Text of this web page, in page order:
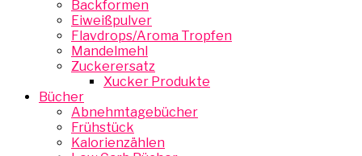
Backformen
Eiweißpulver
Flavdrops/Aroma Tropfen
Mandelmehl
Zuckerersatz
Xucker Produkte
Bücher
Abnehmtagebücher
Frühstück
Kalorienzählen